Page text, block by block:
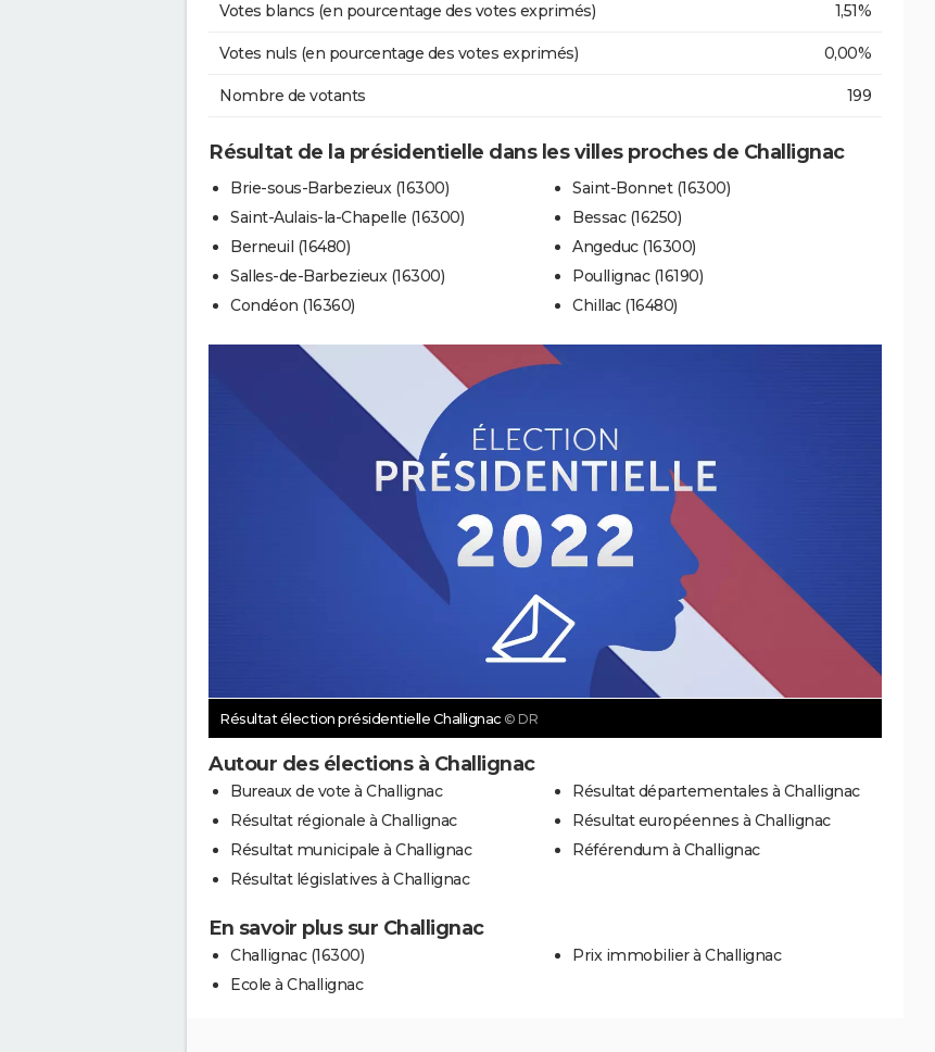
Votes blancs (en pourcentage des votes exprimés) 1,51%
Votes nuls (en pourcentage des votes exprimés) 0,00%
Nombre de votants 199
Résultat de la présidentielle dans les villes proches de Challignac
Brie-sous-Barbezieux (16300)
Saint-Aulais-la-Chapelle (16300)
Berneuil (16480)
Salles-de-Barbezieux (16300)
Condéon (16360)
Saint-Bonnet (16300)
Bessac (16250)
Angeduc (16300)
Poullignac (16190)
Chillac (16480)
Résultat élection présidentielle Challignac © DR
Autour des élections à Challignac
Bureaux de vote à Challignac
Résultat régionale à Challignac
Résultat municipale à Challignac
Résultat législatives à Challignac
Résultat départementales à Challignac
Résultat européennes à Challignac
Référendum à Challignac
En savoir plus sur Challignac
Challignac (16300)
Ecole à Challignac
Prix immobilier à Challignac